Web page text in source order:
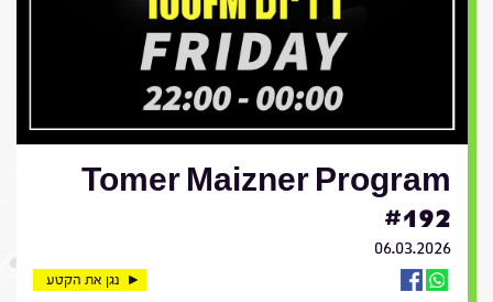
Tomer Maizner Program
#192
06.03.2026
נגן את הקטע